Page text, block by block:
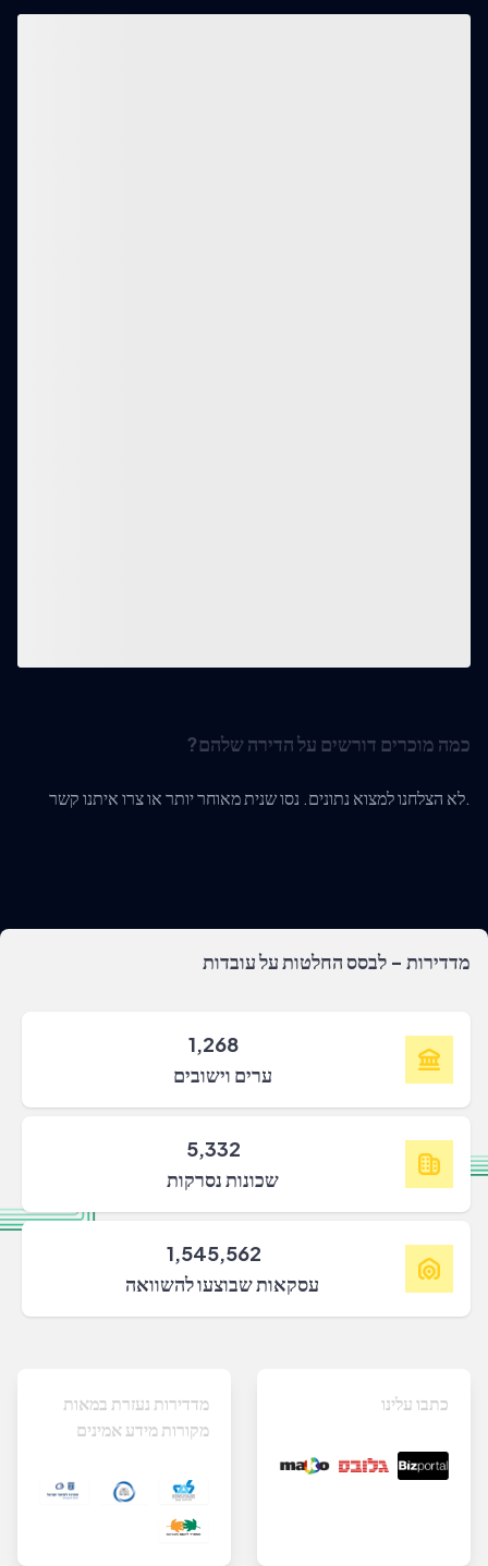
כמה מוכרים דורשים על הדירה שלהם?
לא הצלחנו למצוא נתונים. נסו שנית מאוחר יותר או צרו איתנו קשר.
מדדירות - לבסס החלטות על עובדות
1,268
ערים וישובים
5,332
שכונות נסרקות
1,545,562
עסקאות שבוצעו להשוואה
מדדירות נעזרת במאות
מקורות מידע אמינים
כתבו עלינו